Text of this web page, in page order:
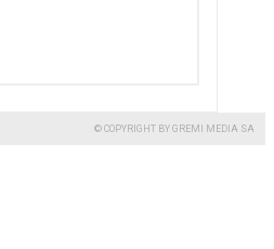
© COPYRIGHT BY GREMI MEDIA SA